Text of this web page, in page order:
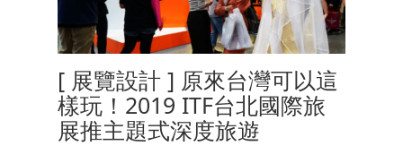
[ 展覽設計 ] 原來台灣可以這
樣玩！2019 ITF台北國際旅
展推主題式深度旅遊